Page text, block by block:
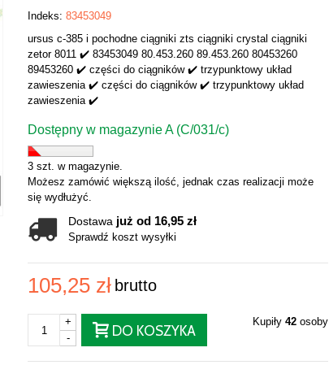
Indeks: 83453049
ursus c-385 i pochodne ciągniki zts ciągniki crystal ciągniki
zetor 8011 ✔️ 83453049 80.453.260 89.453.260 80453260
89453260 ✔️ części do ciągników ✔️ trzypunktowy układ
zawieszenia ✔️ części do ciągników ✔️ trzypunktowy układ
zawieszenia ✔️
Dostępny w magazynie A (C/031/c)
3 szt. w magazynie.
Możesz zamówić większą ilość, jednak czas realizacji może
się wydłużyć.
Dostawa już od 16,95 zł
Sprawdź koszt wysyłki
105,25 zł brutto
-
+
DO KOSZYKA
Kupiły 42osoby